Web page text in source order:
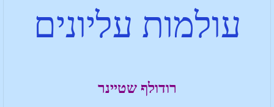
עולמות עליונים
רודולף שטיינר